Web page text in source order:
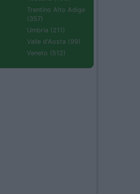
Trentino Alto Adige
(357)
Umbria (211)
Valle d'Aosta (99)
Veneto (512)